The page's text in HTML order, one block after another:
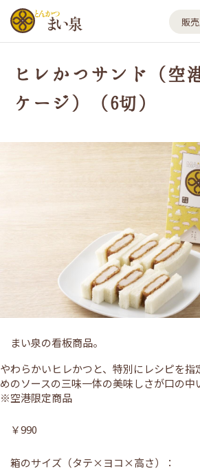
とんかつ ま
販
ヒレかつサンド（空
ケージ）（6切）
まい泉の看板商品。
やわらかいヒレかつと、特別にレシピを
めのソースの三味一体の美味しさが口の中
※空港限定商品
￥990
箱のサイズ（タテ×ヨコ×高さ）：